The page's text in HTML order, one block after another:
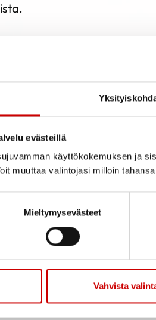
evästeillä
käyttökokemuksen ja
muuttaa valintojasi milloin
Mieltymysevästeet
Vahvista
mukana Lapuan
mennessä puh.